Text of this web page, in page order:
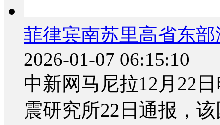
菲律宾南苏里高省东
2026-01-07 06:15:10
中新网马尼拉12月22
震研究所22日通报，